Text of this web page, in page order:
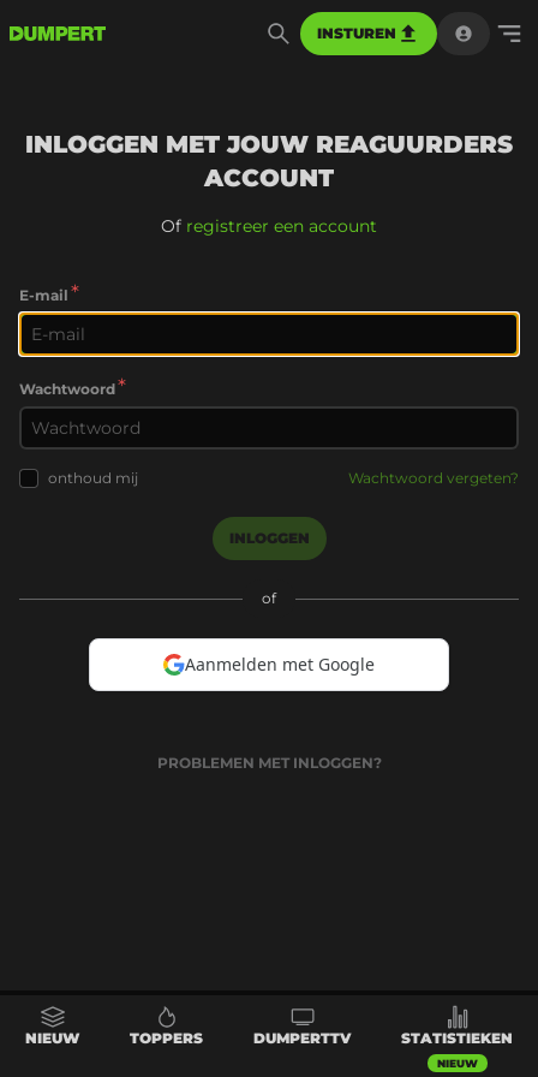
INSTUREN
INLOGGEN MET JOUW REAGUURDERS
ACCOUNT
Of registreer een account
E-mail *
Wachtwoord*
onthoud mij Wachtwoord vergeten?
INLOGGEN
of
Aanmelden met Google
PROBLEMEN MET INLOGGEN?
NIEUW TOPPERS DUMPERTTV STATISTIEKEN
NIEUW